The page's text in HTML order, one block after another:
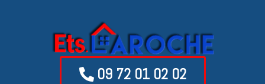
09 72 01 02 02